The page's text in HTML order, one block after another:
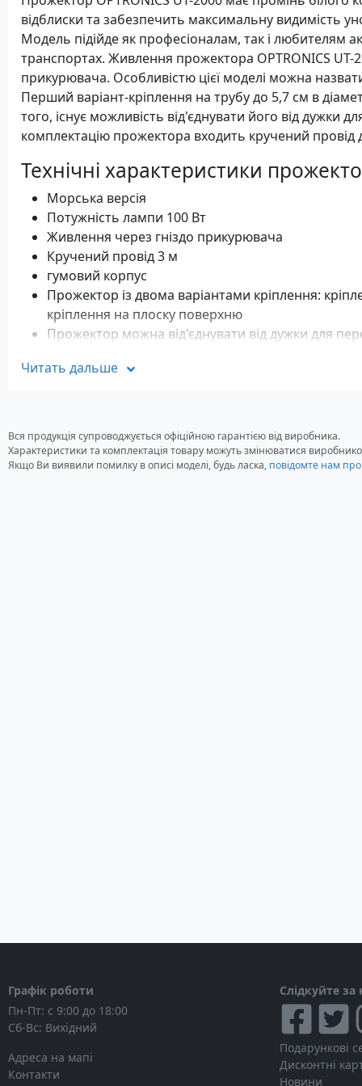
відблиски та забезпечить максимальну видимість
Модель підійде як професіоналам, так і любителям
транспортах. Живлення прожектора OPTRONICS UT-
прикурювача. Особливістю цієї моделі можна
Перший варіант-кріплення на трубу до 5,7 см в
того, існує можливість від'єднувати його від дужки
комплектацію прожектора входить кручений
Технічні характеристики
Морська версія
Потужність лампи 100 Вт
Живлення через гніздо прикурювача
Кручений провід 3 м
гумовий корпус
Прожектор із двома варіантами кріплення:
кріплення на плоску поверхню
Прожектор можна від'єднувати від дужки для
Стандартна комплектація
Читать дальше
Вся продукція супроводжується офіційною гарантією від виробника.
Характеристики та комплектація товару можуть змінюватися
Якщо Ви виявили помилку в описі моделі, будь ласка, повідомте нам
Графік роботи
Пн-Пт: с 9:00 до 18:00
Сб-Вс: Вихідний
Адреса на мапі
Контакти
Слідкуйте
Подарункові
Дисконтні
Новини